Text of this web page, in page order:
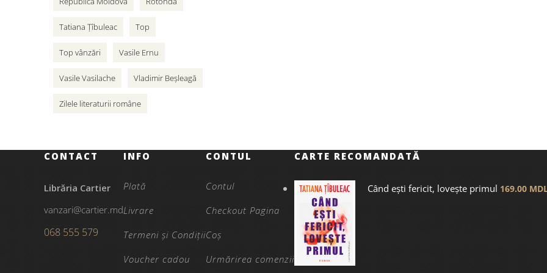
Tatiana Țîbuleac Top
Top vânzări Vasile Ernu
Vasile Vasilache Vladimir Beșleagă
Zilele literaturii române
CONTACT
Librăria Cartier
vanzari@cartier.md
068 555 579
INFO
Plată
Livrare
Termeni și Condiții
Voucher cadou
CONTUL
Contul
Checkout Pagina
Coș
Urmărirea comenzii
CARTE RECOMANDATĂ
Când ești fericit, lovește primul 169.00